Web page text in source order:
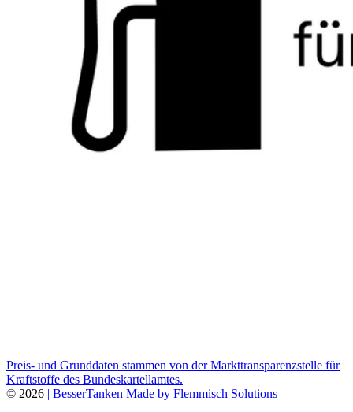
Preis- und Grunddaten stammen von der Markttransparenzstelle für
Kraftstoffe des Bundeskartellamtes.
© 2026 | BesserTanken Made by Flemmisch Solutions